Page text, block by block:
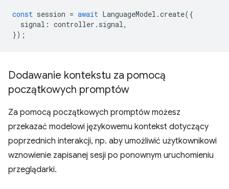
const session = await LanguageModel .create({
signal : controller . signal,
});
Dodawanie kontekstu za pomocą
początkowych promptów
Za pomocą początkowych promptów możesz
przekazać modelowi językowemu kontekst dotyczący
poprzednich interakcji, np. aby umożliwić użytkownikowi
wznowienie zapisanej sesji po ponownym uruchomieniu
przeglądarki.